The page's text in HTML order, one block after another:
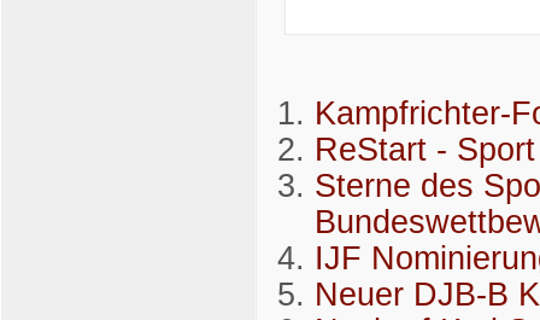
Kampfrichter-
ReStart -
Sterne des
IJF
Neuer DJB-B